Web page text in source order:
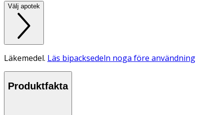
Välj apotek
Läkemedel. Läs bipacksedeln noga före användning
Produktfakta